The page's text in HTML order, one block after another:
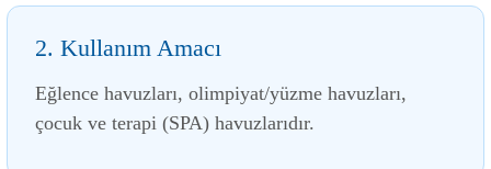
2. Kullanım Amacı
Eğlence havuzları, olimpiyat/yüzme havuzları,
çocuk ve terapi (SPA) havuzlarıdır.